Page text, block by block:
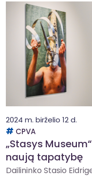
2024 m. birželio 12 d.
CPVA
„Stasys
naują tapatybę
Dailininko Stasio